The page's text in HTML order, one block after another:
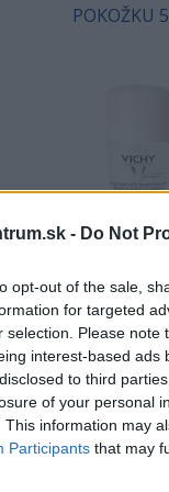
- Do Not
opt-out of the sale,
for targeted
selection. Please
interest-based ads
to third
of your personal
This information may
Participants that may
POKOŽKU
pre citlivú alebo
pokožku, 48h,
14,19